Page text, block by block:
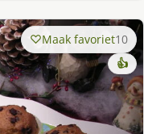
Maak favoriet10
👍